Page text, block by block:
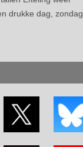
drukke dag, zondag